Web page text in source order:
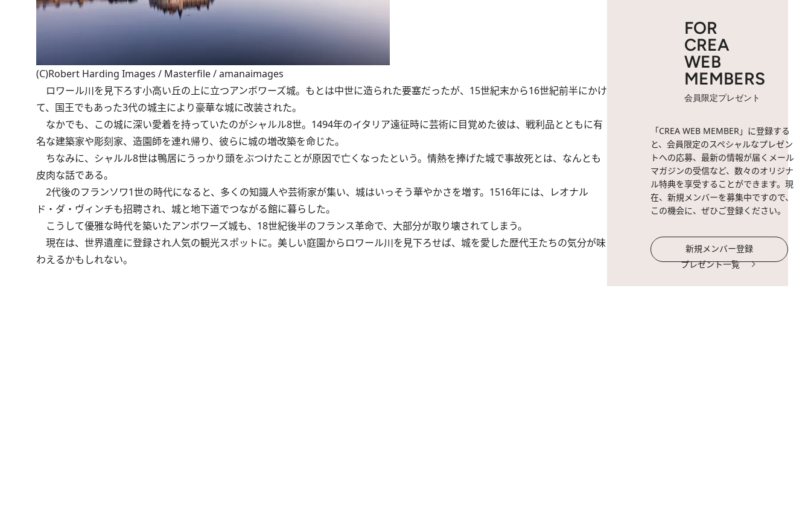
(C)Robert Harding Images / Masterfile / amanaimages
ロワール川を見下ろす小高い丘の上に立つアンボワーズ城。もとは中世に造られた要塞だったが、15世紀末から16世紀前半にかけ
て、国王でもあった3代の城主により豪華な城に改装された。
なかでも、この城に深い愛着を持っていたのがシャルル8世。1494年のイタリア遠征時に芸術に目覚めた彼は、戦利品とともに有
名な建築家や彫刻家、造園師を連れ帰り、彼らに城の増改築を命じた。
ちなみに、シャルル8世は鴨居にうっかり頭をぶつけたことが原因で亡くなったという。情熱を捧げた城で事故死とは、なんとも
皮肉な話である。
2代後のフランソワ1世の時代になると、多くの知識人や芸術家が集い、城はいっそう華やかさを増す。1516年には、レオナル
ド・ダ・ヴィンチも招聘され、城と地下道でつながる館に暮らした。
こうして優雅な時代を築いたアンボワーズ城も、18世紀後半のフランス革命で、大部分が取り壊されてしまう。
現在は、世界遺産に登録され人気の観光スポットに。美しい庭園からロワール川を見下ろせば、城を愛した歴代王たちの気分が味
わえるかもしれない。
FOR
CREA
WEB
MEMBERS
会員限定プレゼント
「CREA WEB MEMBER」に登録する
と、会員限定のスペシャルなプレゼン
トへの応募、最新の情報が届くメール
マガジンの受信など、数々のオリジナ
ル特典を享受することができます。現
在、新規メンバーを募集中ですので、
この機会に、ぜひご登録ください。
新規メンバー登録
プレゼント一覧